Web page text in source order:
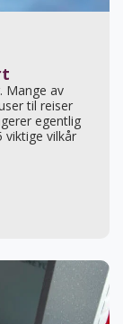
Mange av
til reiser
egentlig
viktige vilkår